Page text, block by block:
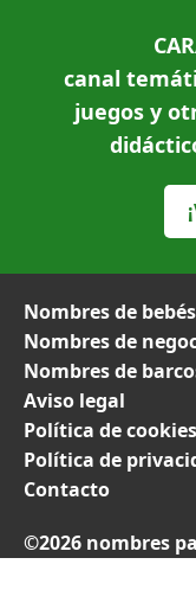
canal
juegos y
Nombres de bebés
Nombres de
Nombres de
Aviso legal
Política de cookies
Política de
Contacto
©2026 nombres